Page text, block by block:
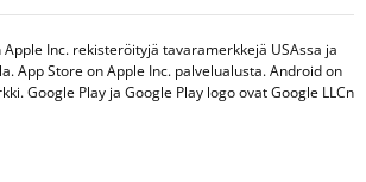
Inc. rekisteröityjä tavaramerkkejä USAssa ja
App Store on Apple Inc. palvelualusta. Android on
Google Play ja Google Play logo ovat Google LLCn